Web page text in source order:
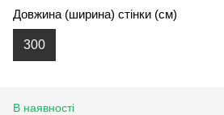
Довжина (ширина) стінки (см)
300
В наявності